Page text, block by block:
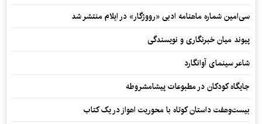
سی‌امین شماره ماهنامه‌ ادبی «رووژگار» در ایلام منتشر شد
پیوند میان خبرنگاری و نویسندگی
شاعر سینمای آوانگارد
جایگاه کودکان در مطبوعات پیشامشروطه
بیست‌وهفت داستان کوتاه با محوریت اهواز در یک کتاب